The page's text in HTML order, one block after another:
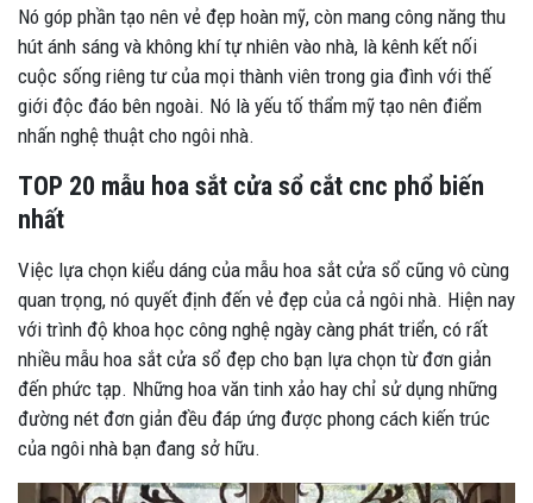
Nó góp phần tạo nên vẻ đẹp hoàn mỹ, còn mang công năng thu
hút ánh sáng và không khí tự nhiên vào nhà, là kênh kết nối
cuộc sống riêng tư của mọi thành viên trong gia đình với thế
giới độc đáo bên ngoài. Nó là yếu tố thẩm mỹ tạo nên điểm
nhấn nghệ thuật cho ngôi nhà.
TOP 20 mẫu hoa sắt cửa sổ cắt cnc phổ biến
nhất
Việc lựa chọn kiểu dáng của mẫu hoa sắt cửa sổ cũng vô cùng
quan trọng, nó quyết định đến vẻ đẹp của cả ngôi nhà. Hiện nay
với trình độ khoa học công nghệ ngày càng phát triển, có rất
nhiều mẫu hoa sắt cửa sổ đẹp cho bạn lựa chọn từ đơn giản
đến phức tạp. Những hoa văn tinh xảo hay chỉ sử dụng những
đường nét đơn giản đều đáp ứng được phong cách kiến ​​trúc
của ngôi nhà bạn đang sở hữu.